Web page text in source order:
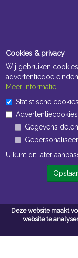
Deze website maakt
website te
Navigatie
Algemene
Privacy
Cookies & privacy
Wij gebruiken
Meer informatie
Statistische
Gegevens
U kunt dit later